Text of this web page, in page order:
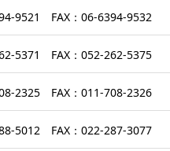
9521 FAX：06-6394-9532
5371 FAX：052-262-5375
2325 FAX：011-708-2326
5012 FAX：022-287-3077